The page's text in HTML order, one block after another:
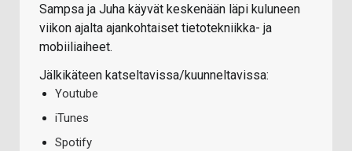
Sampsa ja Juha käyvät keskenään läpi kuluneen
viikon ajalta ajankohtaiset tietotekniikka- ja
mobiiliaiheet.
Jälkikäteen katseltavissa/kuunneltavissa:
Youtube
iTunes
Spotify